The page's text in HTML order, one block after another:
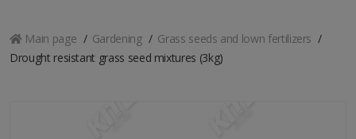
Main page Gardening
Grass seeds and lown fertilizers
Drought resistant grass seed mixtures (3kg)